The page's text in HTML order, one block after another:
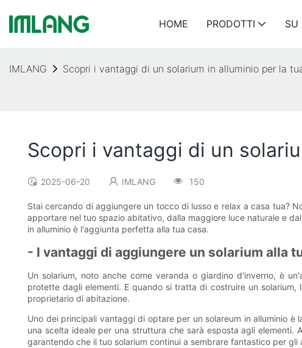
HOME PRODOTTI SU
IMLANG Scopri i vantaggi di un solarium in alluminio per la
Scopri i vantaggi di un
2025-06-20 IMLANG 150
Stai cercando di aggiungere un tocco di lusso e relax a casa tua?
apportare nel tuo spazio abitativo, dalla maggiore luce naturale e
in alluminio è l'aggiunta perfetta alla tua casa.
- I vantaggi di aggiungere un solarium alla
Un solarium, noto anche come veranda o giardino d'inverno, è
protette dagli elementi. E quando si tratta di costruire un
proprietario di abitazione.
Uno dei principali vantaggi di optare per un solareum in alluminio
una scelta ideale per una struttura che sarà esposta agli elementi.
garantendo che il tuo solarium continui a sembrare fantastico per gli